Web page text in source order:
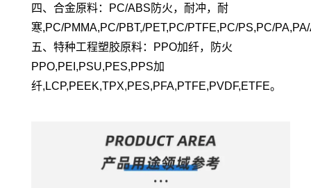
四、合金原料：PC/ABS防火，耐冲，耐
寒,PC/PMMA,PC/PBT,/PET,PC/PTFE,PC/PS,PC/
五、特种工程塑胶原料：PPO加纤，防火
PPO,PEI,PSU,PES,PPS加
纤,LCP,PEEK,TPX,PES,PFA,PTFE,PVDF,ETFE。